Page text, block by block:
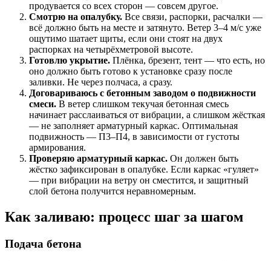
продувается со всех сторон — совсем другое.
Смотрю на опалубку. Все связи, распорки, расчалки —
всё должно быть на месте и затянуто. Ветер 3–4 м/с уже
ощутимо шатает щиты, если они стоят на двух
распорках на четырёхметровой высоте.
Готовлю укрытие. Плёнка, брезент, тент — что есть, но
оно должно быть готово к установке сразу после
заливки. Не через полчаса, а сразу.
Договариваюсь с бетонным заводом о подвижности
смеси. В ветер слишком текучая бетонная смесь
начинает расслаиваться от вибрации, а слишком жёсткая
— не заполняет арматурный каркас. Оптимальная
подвижность — П3–П4, в зависимости от густоты
армирования.
Проверяю арматурный каркас. Он должен быть
жёстко зафиксирован в опалубке. Если каркас «гуляет»
— при вибрации на ветру он сместится, и защитный
слой бетона получится неравномерным.
Как заливаю: процесс шаг за шагом
Подача бетона